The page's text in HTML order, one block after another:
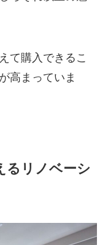
て購入できるこ
高まっていま
るリノベーシ